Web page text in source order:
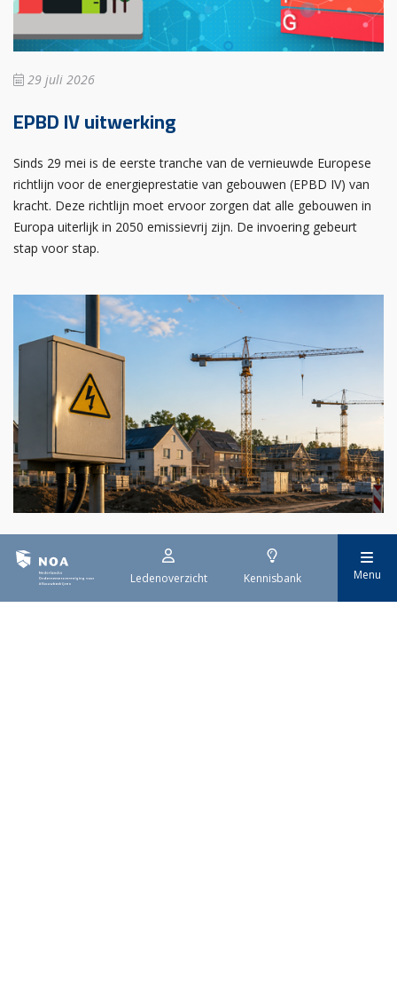
Ledenoverzicht Kennisbank Menu
29 juli 2026
EPBD IV uitwerking
Sinds 29 mei is de eerste tranche van de vernieuwde Europese
richtlijn voor de energieprestatie van gebouwen (EPBD IV) van
kracht. Deze richtlijn moet ervoor zorgen dat alle gebouwen in
Europa uiterlijk in 2050 emissievrij zijn. De invoering gebeurt
stap voor stap.
Stroomaansluiting bouwprojecten